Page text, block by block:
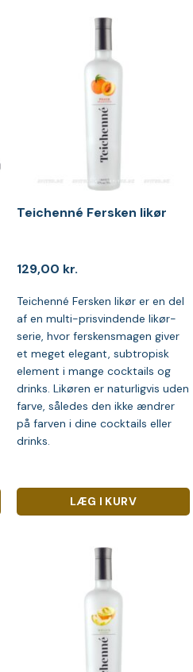
Teichenné Fersken likør
129,00 kr.
Teichenné Fersken likør er en del
af en multi-prisvindende likør-
serie, hvor ferskensmagen giver
et meget elegant, subtropisk
element i mange cocktails og
drinks. Likøren er naturligvis uden
farve, således den ikke ændrer
på farven i dine cocktails eller
drinks.
LÆG I KURV